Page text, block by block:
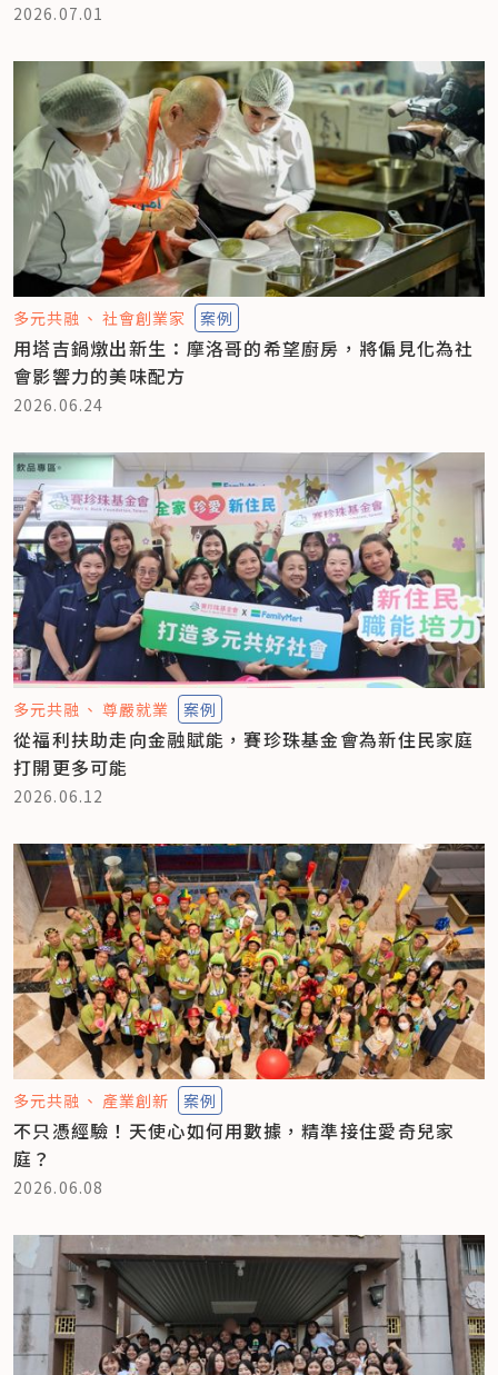
2026.07.01
多元共融 社會創業家 案例
用塔吉鍋燉出新生：摩洛哥的希望廚房，將偏見化為社
會影響力的美味配方
2026.06.24
多元共融 尊嚴就業 案例
從福利扶助走向金融賦能，賽珍珠基金會為新住民家庭
打開更多可能
2026.06.12
多元共融 產業創新 案例
不只憑經驗！天使心如何用數據，精準接住愛奇兒家
庭？
2026.06.08